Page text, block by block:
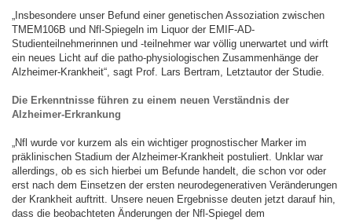
„Insbesondere unser Befund einer genetischen Assoziation zwischen
TMEM106B und Nfl-Spiegeln im Liquor der EMIF-AD-
Studienteilnehmerinnen und -teilnehmer war völlig unerwartet und wirft
ein neues Licht auf die patho-physiologischen Zusammenhänge der
Alzheimer-Krankheit“, sagt Prof. Lars Bertram, Letztautor der Studie.
Die Erkenntnisse führen zu einem neuen Verständnis der
Alzheimer-Erkrankung
„Nfl wurde vor kurzem als ein wichtiger prognostischer Marker im
präklinischen Stadium der Alzheimer-Krankheit postuliert. Unklar war
allerdings, ob es sich hierbei um Befunde handelt, die schon vor oder
erst nach dem Einsetzen der ersten neurodegenerativen Veränderungen
der Krankheit auftritt. Unsere neuen Ergebnisse deuten jetzt darauf hin,
dass die beobachteten Änderungen der Nfl-Spiegel dem